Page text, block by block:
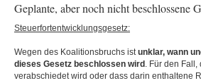
Geplante, aber noch nicht beschlossene
Steuerfortentwicklungsgesetz:
Wegen des Koalitionsbruchs istunklar, wann
dieses Gesetz beschlossen wird . Für den Fall,
verabschiedet wird oder dass darin enthaltene